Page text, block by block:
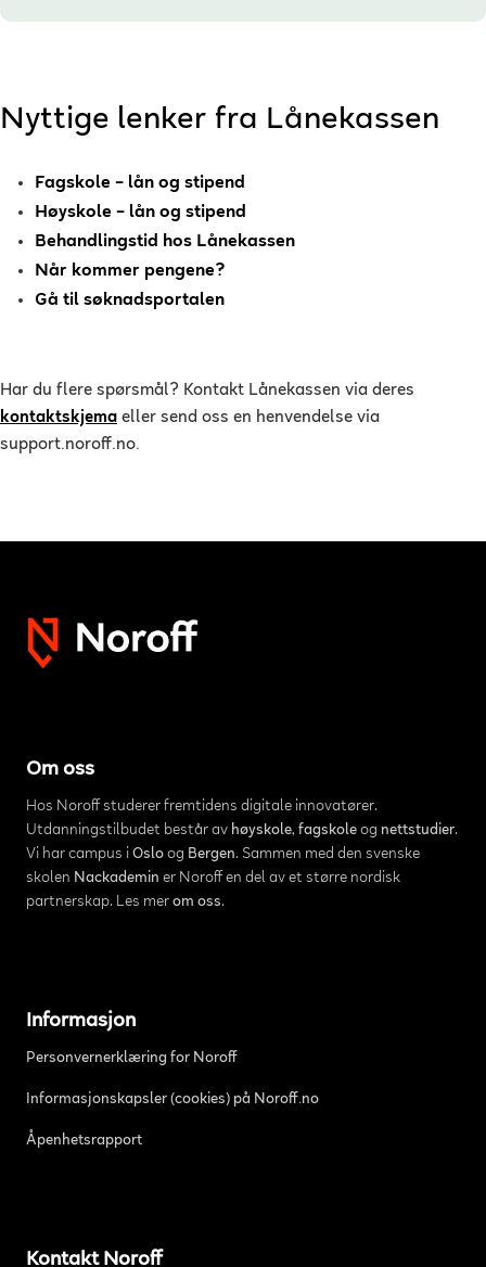
Nyttige lenker fra Lånekassen
Fagskole – lån og stipend
Høyskole – lån og stipend
Behandlingstid hos Lånekassen
Når kommer pengene?
Gå til søknadsportalen
Har du flere spørsmål? Kontakt Lånekassen via deres
kontaktskjema eller send oss en henvendelse via
support.noroff.no.
Om oss
Hos Noroff studerer fremtidens digitale innovatører.
Utdanningstilbudet består av høyskole, fagskoleog nettstudier.
Vi har campus i Osloog Bergen. Sammen med den svenske
skolen Nackademin er Noroff en del av et større nordisk
partnerskap. Les mer om oss.
Informasjon
Personvernerklæring for Noroff
Informasjonskapsler (cookies) på Noroff.no
Åpenhetsrapport
Kontakt Noroff